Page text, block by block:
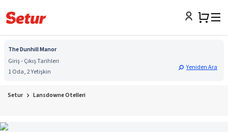
The Dunhill Manor
Giriş - Çıkış Tarihleri
1 Oda, 2 Yetişkin
Yeniden Ara
Setur Lansdowne Otelleri